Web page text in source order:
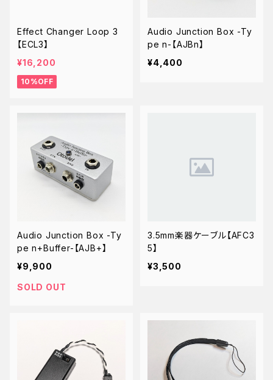
Effect Changer Loop 3
【ECL3】
¥16,200
10%OFF
Audio Junction Box -Ty
pe n-【AJBn】
¥4,400
Audio Junction Box -Ty
pe n+Buffer-【AJB+】
¥9,900
SOLD OUT
3.5mm楽器ケーブル【AFC3
5】
¥3,500